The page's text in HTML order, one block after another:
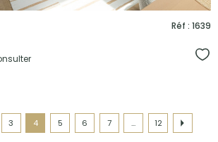
Réf : 1639
3 4 5 6 7 ... 12